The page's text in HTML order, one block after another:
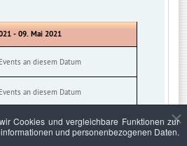
- 09. Mai 2021
an diesem Datum
an diesem Datum
an diesem Datum
Cookies und vergleichbare Funktionen zur
und personenbezogenen Daten.